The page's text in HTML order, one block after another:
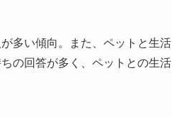
多い傾向。また、ペットと生活
の回答が多く、ペットとの生活